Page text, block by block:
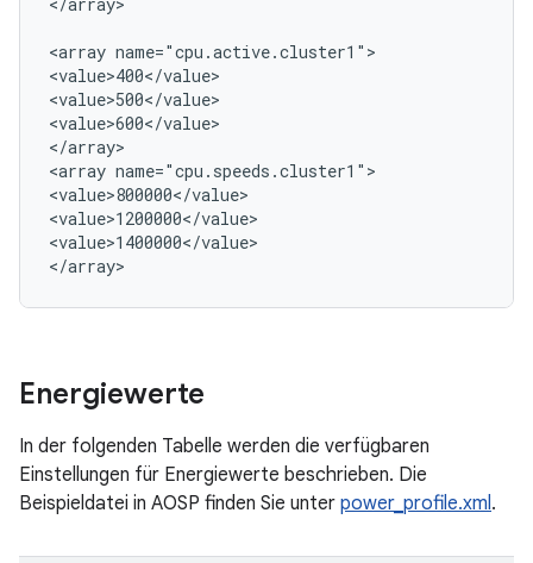
<array name="cpu.active.cluster1">
<value>400</value>
<value>500</value>
<value>600</value>
</array>
<array name="cpu.speeds.cluster1">
<value>800000</value>
<value>1200000</value>
<value>1400000</value>
Energiewerte
In der folgenden Tabelle werden die verfügbaren
Einstellungen für Energiewerte beschrieben. Die
Beispieldatei in AOSP finden Sie unter power_profile.xml.